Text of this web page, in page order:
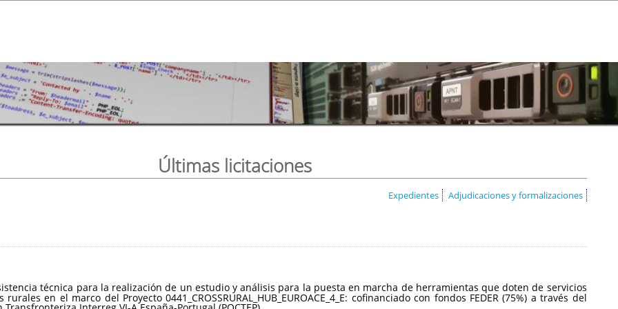
Últimas licitaciones
Expedientes Adjudicaciones y formalizaciones
técnica para la realización de un estudio y análisis para la puesta en marcha de herramientas que doten de servicios
en el marco del Proyecto 0441_CROSSRURAL_HUB_EUROACE_4_E: cofinanciado con fondos FEDER (75%) a través del